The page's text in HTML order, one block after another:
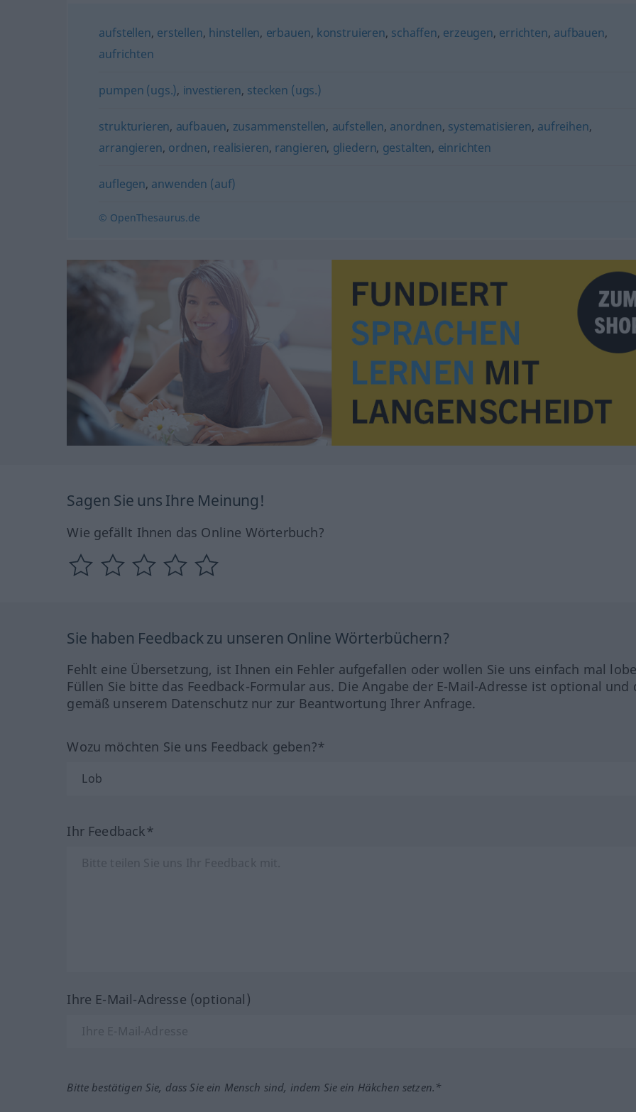
aufstellen, erstellen, hinstellen, erbauen, konstruieren, schaffen, erzeugen, errichten, aufbauen,
aufrichten
pumpen (ugs.), investieren, stecken (ugs.)
strukturieren, aufbauen, zusammenstellen, aufstellen, anordnen, systematisieren, aufreihen,
arrangieren, ordnen, realisieren, rangieren, gliedern, gestalten, einrichten
auflegen, anwenden (auf)
© OpenThesaurus.de
Sagen Sie uns Ihre Meinung!
Wie gefällt Ihnen das Online Wörterbuch?
Sie haben Feedback zu unseren Online Wörterbüchern?
Fehlt eine Übersetzung, ist Ihnen ein Fehler aufgefallen oder wollen Sie uns einfach mal
Füllen Sie bitte das Feedback-Formular aus. Die Angabe der E-Mail-Adresse ist optional und
gemäß unserem Datenschutz nur zur Beantwortung Ihrer Anfrage.
Wozu möchten Sie uns Feedback geben?*
Ihr Feedback*
Ihre E-Mail-Adresse (optional)
Bitte bestätigen Sie, dass Sie ein Mensch sind, indem Sie ein Häkchen setzen.*